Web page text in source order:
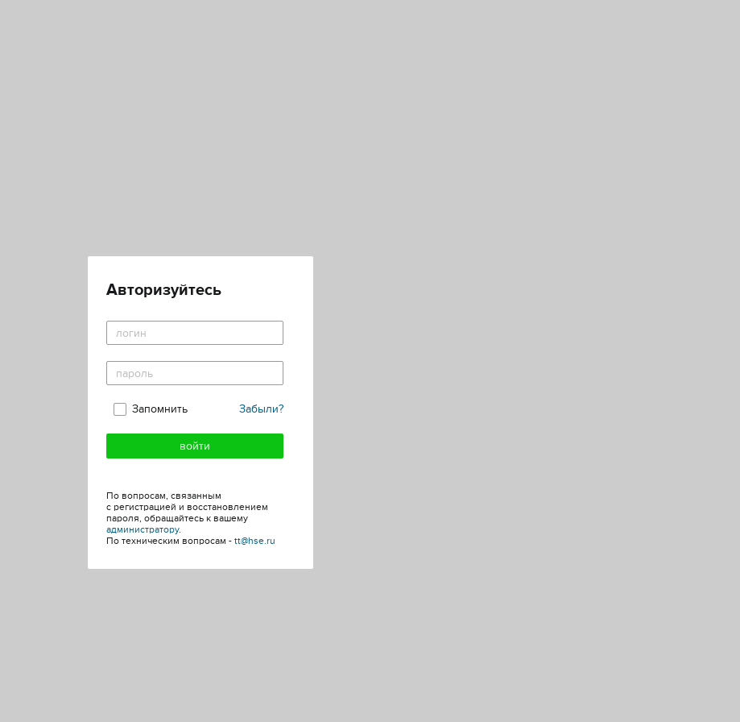
Авторизуйтесь
Забыли?
Запомнить
По вопросам, связанным
с регистрацией и восстановлением
пароля, обращайтесь к вашему
администратору.
По техническим вопросам - tt@hse.ru